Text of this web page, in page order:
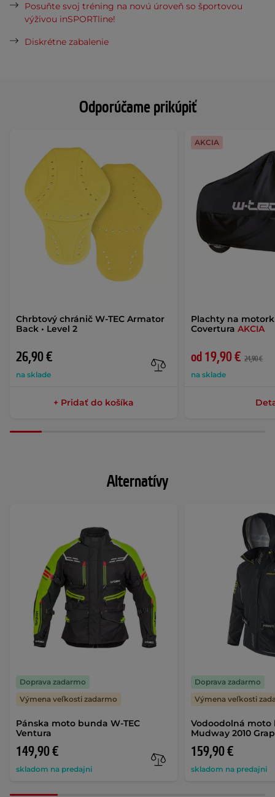
Odporúčame prikúpiť
Chrbtový chránič W-TEC Armator
Back • Level 2
26,90 €
na sklade
+ Pridať do košíka
Plachty na
CoverturaAKCIA
od 19,90 € 24,90 €
na sklade
AKCIA
Posuňte svoj tréning na novú úroveň so športovou
výživou inSPORTline!
Diskrétne zabalenie
Alternatívy
Pánska moto bunda W-TEC
Ventura
149,90 €
skladom na predajni
Doprava zadarmo
Výmena veľkosti zadarmo
Vodoodolná
Mudway 2010
159,90 €
skladom na predajni
Doprava zadarmo
Výmena veľkosti